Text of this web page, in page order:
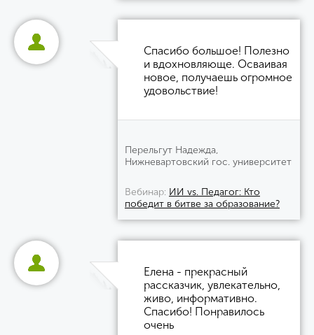
Спасибо большое! Полезно
и вдохновляюще. Осваивая
новое, получаешь огромное
удовольствие!
Перельгут Надежда,
Нижневартовский гос. университет
Вебинар ИИ vs. Педагог: Кто
победит в битве за образование?
Елена - прекрасный
рассказчик, увлекательно,
живо, информативно.
Спасибо! Понравилось
очень